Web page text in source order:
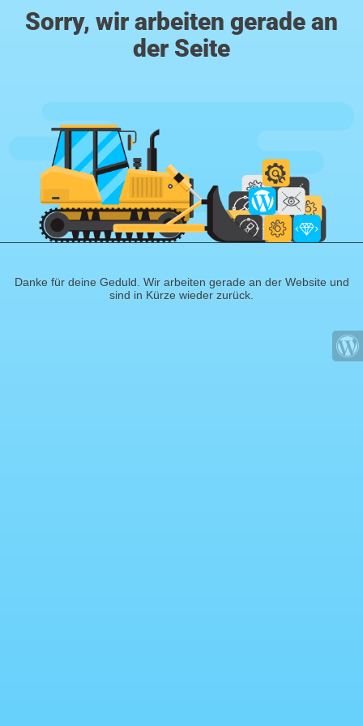
Sorry, wir arbeiten gerade an
der Seite
Danke für deine Geduld. Wir arbeiten gerade an der Website und
sind in Kürze wieder zurück.